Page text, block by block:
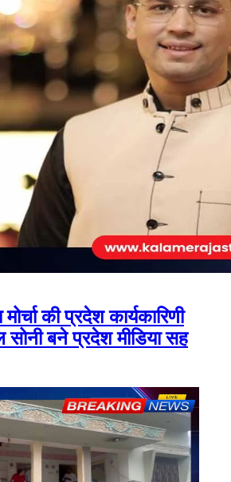
की प्रदेश कार्यकारिणी
सोनी बने प्रदेश मीडिया सह